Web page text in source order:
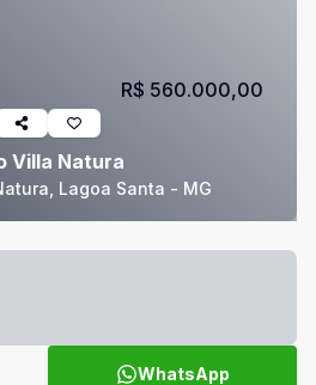
Villa Natura
Lagoa Santa - MG
R$ 560.000,00
WhatsApp